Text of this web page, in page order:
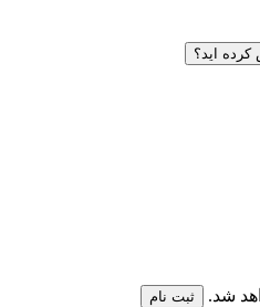
اید؟
شد. ثبت نام